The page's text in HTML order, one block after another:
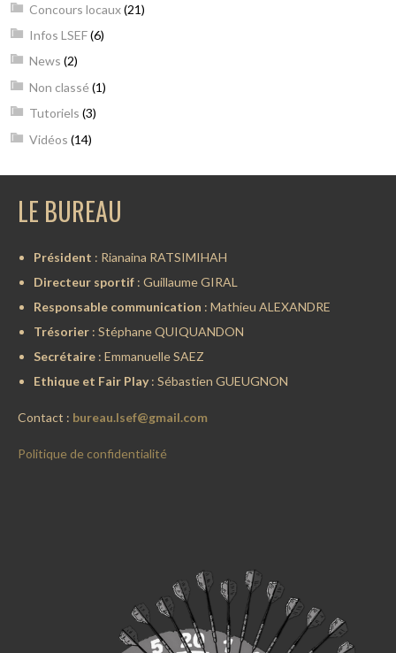
Concours locaux(21)
Infos LSEF(6)
News (2)
Non classé (1)
Tutoriels (3)
Vidéos (14)
LE BUREAU
Président : Rianaina RATSIMIHAH
Directeur sportif: Guillaume GIRAL
Responsable communication : Mathieu ALEXANDRE
Trésorier : Stéphane QUIQUANDON
Secrétaire: Emmanuelle SAEZ
Ethique et Fair Play: Sébastien GUEUGNON
Contact : bureau.lsef@gmail.com
Politique de confidentialité